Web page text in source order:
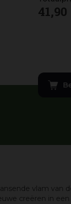
41,90
vlam van
creëren in een